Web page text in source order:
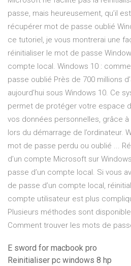
passe, mais heureusement, qu’il
récupérer mot de passe oublié
ce tutoriel, je vous montrerai une
réinitialiser le mot de passe
compte local. Windows 10 :
passe oublié Près de 700 millions
aujourd’hui sous Windows 10. Ce
permet de protéger votre espace
vos données personnelles, grâce
lors du démarrage de l’ordinateur.
mot de passe perdu ou oublié ...
d’un compte Microsoft sur
passe d’un compte local. Si vous
de passe d’un compte local,
compte utilisateur est plus
Plusieurs méthodes sont
Comment trouver les mots de
E sword for macbook pro
Reinitialiser pc windows 8 hp